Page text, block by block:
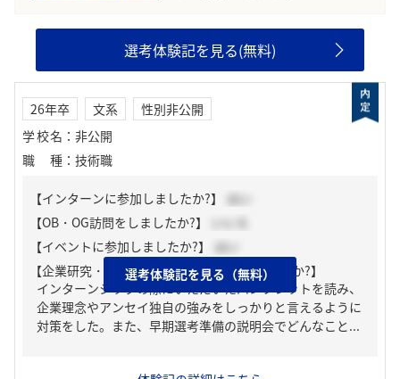
選考体験記を見る(無料)
26年卒 文系
性別非公開
学校名 ： 非公開
職種 ： 技術職
【インターンに参加しましたか?】
はい
【OB・OG訪問をしましたか?】
【イベントに参加しましたか?】
はい
【企業研究・業界研究はどのように行いましたか?】
インターンシップの際にいただいたパンフレットを読み、
企業理念やアンセイ独自の強みをしっかりと言えるように
対策をした。また、早期選考準備の説明会でどんなこと...
選考体験記を見る（無料）